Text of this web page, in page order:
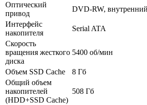
Оптический
привод
DVD-RW, внутренний
Интерфейс
накопителя
Serial ATA
Скорость
вращения жесткого
диска
5400 об/мин
Объем SSD Cache
8 Гб
Общий объем
накопителей
(HDD+SSD Cache)
508 Гб